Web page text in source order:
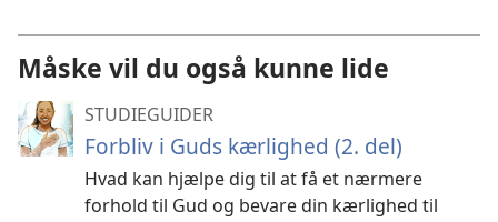
Måske vil du også kunne lide
STUDIEGUIDER
Forbliv i Guds kærlighed (2. del)
Hvad kan hjælpe dig til at få et nærmere
forhold til Gud og bevare din kærlighed til